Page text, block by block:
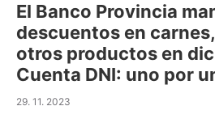
El Banco Provincia
descuentos en
otros productos en
Cuenta DNI: uno por
29. 11. 2023